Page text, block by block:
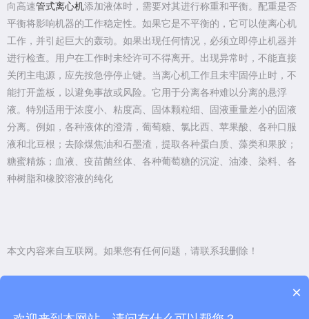
向高速管式离心机添加液体时，需要对其进行称重和平衡。配重是否
平衡将影响机器的工作稳定性。如果它是不平衡的，它可以使离心机
工作，并引起巨大的轰动。如果出现任何情况，必须立即停止机器并
进行检查。用户在工作时未经许可不得离开。出现异常时，不能直接
关闭主电源，应先按急停停止键。当离心机工作且未牢固停止时，不
能打开盖板，以避免事故或风险。它用于分离各种难以分离的悬浮
液。特别适用于浓度小、粘度高、固体颗粒细、固液重量差小的固液
分离。例如，各种液体的澄清，葡萄糖、氯比西、苹果酸、各种口服
液和北豆根；去除煤焦油和石墨渣，提取各种蛋白质、藻类和果胶；
糖蜜精炼；血液、疫苗菌丝体、各种葡萄糖的沉淀、油漆、染料、各
种树脂和橡胶溶液的纯化
本文内容来自互联网。如果您有任何问题，请联系我删除！
上一篇： 离心机的日常知识
×